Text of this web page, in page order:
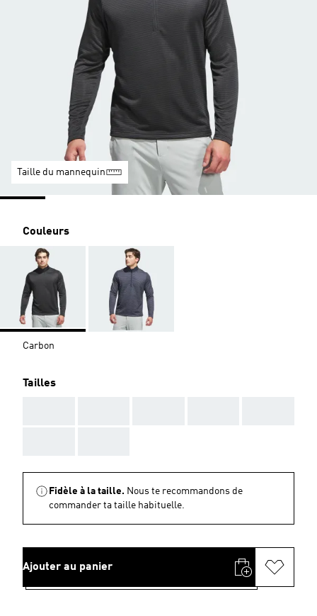
Taille du mannequin
Couleurs
Carbon
Tailles
Fidèle à la taille. Nous te recommandons de
commander ta taille habituelle.
Ajouter au panier